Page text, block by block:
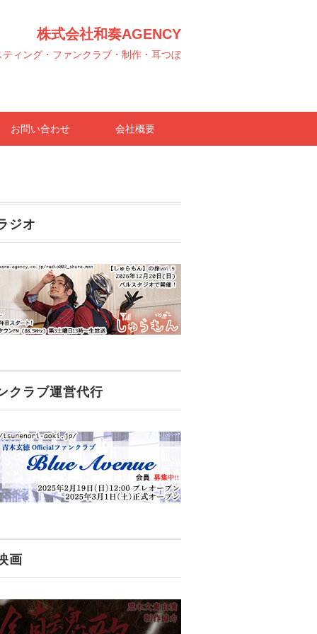
株式会社和奏AGENCY
ィング・ファンクラブ・制作・耳つぼ
お問い合わせ 会社概要
ジオ
クラブ運営代行
画